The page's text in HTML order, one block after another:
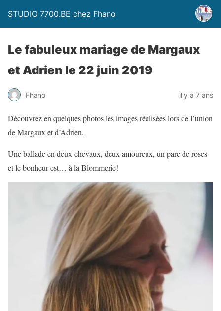
STUDIO 7700.BE chez Fhano
Le fabuleux mariage de Margaux
et Adrien le 22 juin 2019
Fhano il y a 7 ans
Découvrez en quelques photos les images réalisées lors de l’union
de Margaux et d’Adrien.
Une ballade en deux-chevaux, deux amoureux, un parc de roses
et le bonheur est… à la Blommerie!